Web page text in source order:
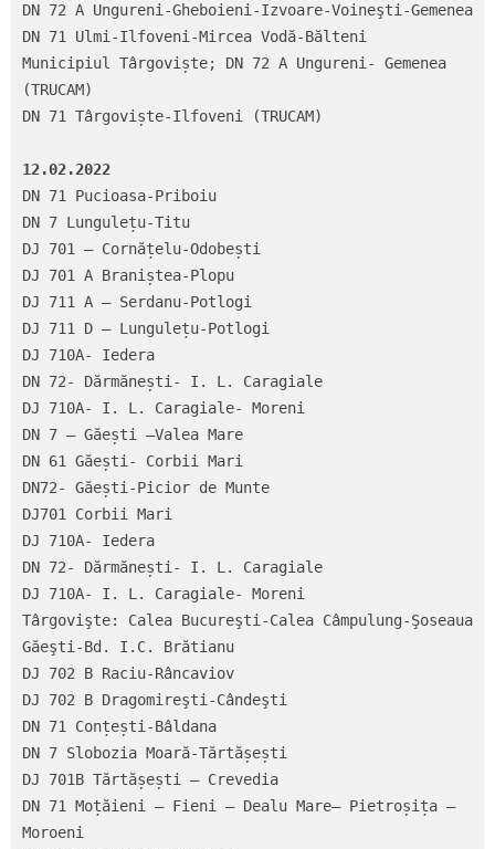
DN 72 A Ungureni-Gheboieni-Izvoare-Voineşti-Gemenea
DN 71 Ulmi-Ilfoveni-Mircea Vodă-Bălteni
Municipiul Târgoviște; DN 72 A Ungureni- Gemenea
(TRUCAM)
DN 71 Târgoviște-Ilfoveni (TRUCAM)
12.02.2022
DN 71 Pucioasa-Priboiu
DN 7 Lungulețu-Titu
DJ 701 – Cornățelu-Odobești
DJ 701 A Braniștea-Plopu
DJ 711 A – Serdanu-Potlogi
DJ 711 D – Lungulețu-Potlogi
DJ 710A- Iedera
DN 72- Dărmănești- I. L. Caragiale
DJ 710A- I. L. Caragiale- Moreni
DN 7 – Găești –Valea Mare
DN 61 Găești- Corbii Mari
DN72- Găești-Picior de Munte
DJ701 Corbii Mari
DJ 710A- Iedera
DN 72- Dărmănești- I. L. Caragiale
DJ 710A- I. L. Caragiale- Moreni
Târgovişte: Calea Bucureşti-Calea Câmpulung-Şoseaua
Găeşti-Bd. I.C. Brătianu
DJ 702 B Raciu-Râncaviov
DJ 702 B Dragomireşti-Cândeşti
DN 71 Conțești-Bâldana
DN 7 Slobozia Moară-Tărtășești
DJ 701B Tărtășești – Crevedia
DN 71 Moțăieni – Fieni – Dealu Mare– Pietroșița –
Moroeni